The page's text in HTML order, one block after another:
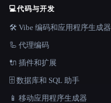
💻代码与开发
🛠️ Vibe 编码和应用程序生成器
🦾 代理编码
🔌 插件和扩展
🗄️ 数据库和 SQL 助手
📱 移动应用程序生成器